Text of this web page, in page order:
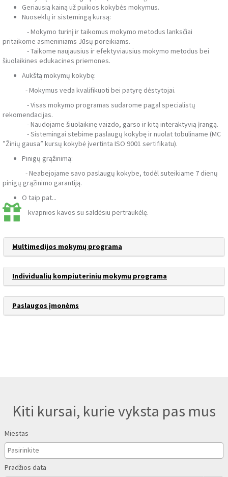
Geriausią kainą už puikios kokybės mokymus.
Nuoseklų ir sistemingą kursą:
- Mokymo turinį ir taikomus mokymo metodus lanksčiai
pritaikome asmeniniams Jūsų poreikiams.
- Taikome naujausius ir efektyviausius mokymo metodus bei
šiuolaikines edukacines priemones.
Aukštą mokymų kokybę:
- Mokymus veda kvalifikuoti bei patyrę dėstytojai.
- Visas mokymo programas sudarome pagal specialistų
rekomendacijas.
- Naudojame šiuolaikinę vaizdo, garso ir kitą interaktyvią įrangą.
- Sistemingai stebime paslaugų kokybę ir nuolat tobuliname (MC
”Žinių gausa” kursų kokybė įvertinta ISO 9001 sertifikatu).
Pinigų grąžinimą:
- Neabejojame savo paslaugų kokybe, todėl suteikiame 7 dienų
pinigų grąžinimo garantiją.
O taip pat...
kvapnios kavos su saldėsiu pertraukėlę.
Multimedijos mokymų programa
Individualių kompiuterinių mokymų programa
Paslaugos įmonėms
Kiti kursai, kurie vyksta pas mus
Miestas
Pradžios data